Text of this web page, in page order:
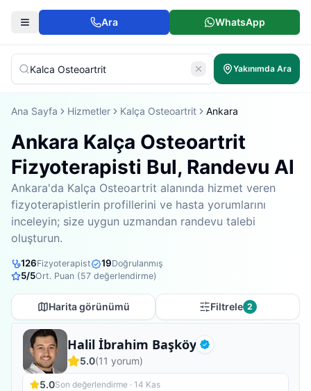
Ara WhatsApp
Yakınımda Ara
Ana Sayfa Hizmetler Kalça Osteoartrit Ankara
Ankara Kalça Osteoartrit
Fizyoterapisti Bul, Randevu Al
Ankara'da Kalça Osteoartrit alanında hizmet veren
fizyoterapistlerin profillerini ve hasta yorumlarını
inceleyin; size uygun uzmandan randevu talebi
oluşturun.
126Fizyoterapist 19Doğrulanmış
5/5Ort. Puan (57 değerlendirme)
Harita görünümü Filtrele 2
Halil İbrahim Başköy Doğrulanmış
Fizyoterapist
5.0(11 yorum)
5.0Son değerlendirme · 14 Kas